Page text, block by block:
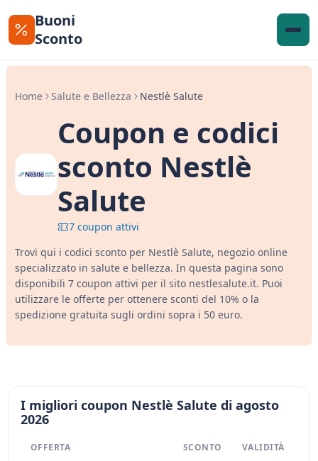
Buoni
Sconto
Home Salute e Bellezza Nestlè Salute
Coupon e codici
sconto Nestlè
Salute
7 coupon attivi
Trovi qui i codici sconto per Nestlè Salute, negozio online
specializzato in salute e bellezza. In questa pagina sono
disponibili 7 coupon attivi per il sito nestlesalute.it. Puoi
utilizzare le offerte per ottenere sconti del 10% o la
spedizione gratuita sugli ordini sopra i 50 euro.
I migliori coupon Nestlè Salute di agosto
2026
OFFERTA SCONTO VALIDITÀ